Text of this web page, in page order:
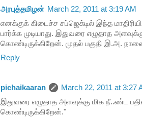
அரபுத்தமிழன் March 22, 2011 at 3:19 AM
எனக்குக் கிடைச்ச சப்ஜெக்டில் இந்த
பார்க்க முடியாது. இதுவரை எழுதாத
கொண்டிருக்கிறேன். முதல் பகுதி இ.அ.
Reply
pichaikaaran
March 22, 2011 at 3:27
இதுவரை எழுதாத அளவுக்கு மிக நீ..ண்ட
கொண்டிருக்கிறேன்."